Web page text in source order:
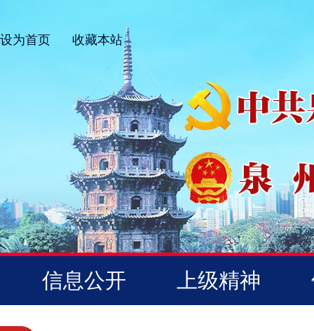
设为首页 收藏本站
信息公开 上级精神